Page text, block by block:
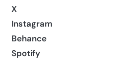
X
Instagram
Behance
Spotify